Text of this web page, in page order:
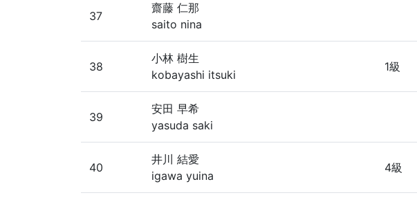
37
齋藤 仁那
saito nina
38
小林 樹生
kobayashi itsuki
1級
39
安田 早希
yasuda saki
40
井川 結愛
igawa yuina
4級